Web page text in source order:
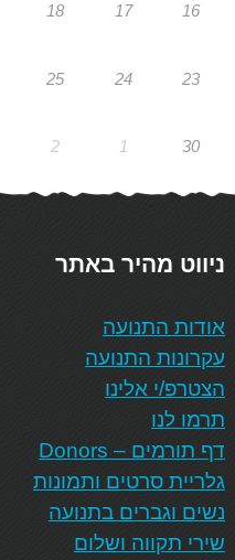
16
17
18
23
24
25
30
1
2
ניווט מהיר באתר
אודות התנועה
עקרונות התנועה
הצטרפ/י אלינו
תרמו לנו
דף תורמים – Donors
גלריית סרטים ותמונות
נשים וגברים בתנועה
שירי תקווה ושלום